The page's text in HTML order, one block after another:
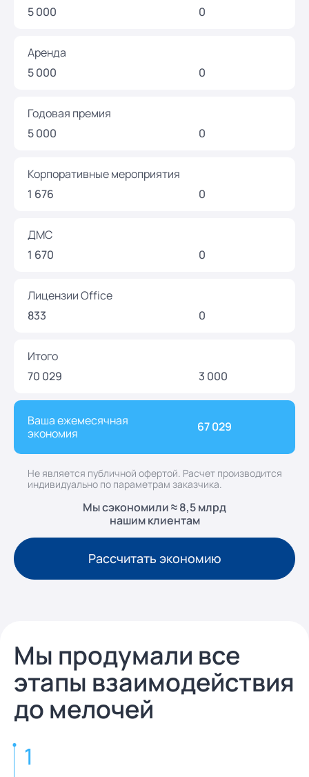
5 000
0
Аренда
5 000
0
Годовая премия
5 000
0
Корпоративные мероприятия
1 676
0
ДМС
1 670
0
Лицензии Office
833
0
Итого
70 029
3 000
Ваша ежемесячная
экономия
67 029
Не является публичной офертой. Расчет производится
индивидуально по параметрам заказчика.
Мы сэкономили ≈ 8,5 млрд
нашим клиентам
Рассчитать экономию
Мы продумали все
этапы взаимодействия
до мелочей
1